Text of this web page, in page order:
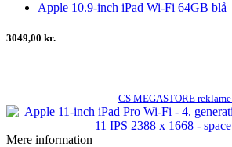
Apple 10.9-inch iPad Wi-Fi 64GB blå
3049,00 kr.
CS MEGASTORE reklame
Mere information